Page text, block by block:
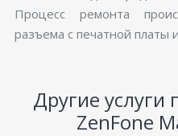
Процесс ремонта
разъема с печатной платы
Другие услуги
ZenFone